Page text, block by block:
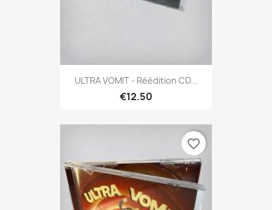
ULTRA VOMIT - Réédition CD...
€12.50
favorite_border